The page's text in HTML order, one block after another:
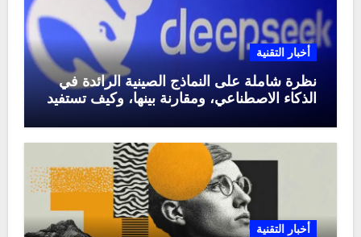
أخبار التقنية
نظرة شاملة على النماذج الصينية الرائدة في
الذكاء الاصطناعي، ومقارنة بينها، وكيف تستفيد
أخبار التقنية